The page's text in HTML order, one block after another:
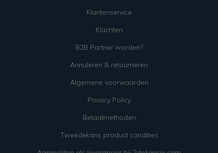
Klantenservice
Klachten
B2B Partner worden?
Annuleren & retourneren
Algemene voorwaarden
Privacy Policy
Betaalmethoden
Tweedekans product condities